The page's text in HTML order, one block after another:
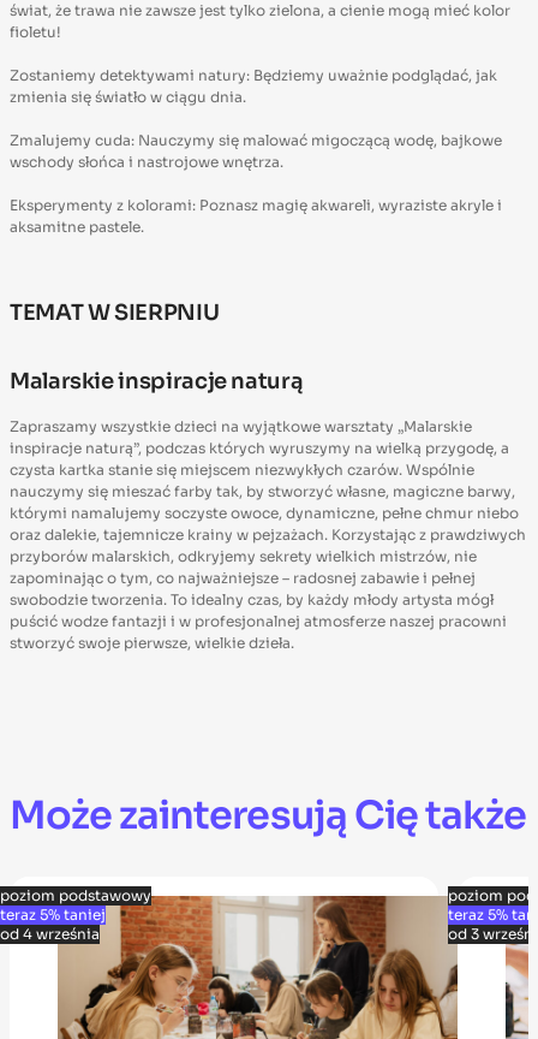
świat, że trawa nie zawsze jest tylko zielona, a cienie mogą mieć kolor
fioletu!
Zostaniemy detektywami natury: Będziemy uważnie podglądać, jak
zmienia się światło w ciągu dnia.
Zmalujemy cuda: Nauczymy się malować migoczącą wodę, bajkowe
wschody słońca i nastrojowe wnętrza.
Eksperymenty z kolorami: Poznasz magię akwareli, wyraziste akryle i
aksamitne pastele.
TEMAT W SIERPNIU
Malarskie inspiracje naturą
Zapraszamy wszystkie dzieci na wyjątkowe warsztaty „Malarskie
inspiracje naturą”, podczas których wyruszymy na wielką przygodę, a
czysta kartka stanie się miejscem niezwykłych czarów. Wspólnie
nauczymy się mieszać farby tak, by stworzyć własne, magiczne barwy,
którymi namalujemy soczyste owoce, dynamiczne, pełne chmur niebo
oraz dalekie, tajemnicze krainy w pejzażach. Korzystając z prawdziwych
przyborów malarskich, odkryjemy sekrety wielkich mistrzów, nie
zapominając o tym, co najważniejsze – radosnej zabawie i pełnej
swobodzie tworzenia. To idealny czas, by każdy młody artysta mógł
puścić wodze fantazji i w profesjonalnej atmosferze naszej pracowni
stworzyć swoje pierwsze, wielkie dzieła.
Może zainteresują Cię także
poziom podstawowy
teraz 5% taniej
od 4 września
poziom
teraz 5%
od 3